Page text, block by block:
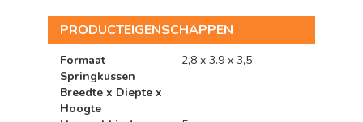
PRODUCTEIGENSCHAPPEN
Formaat
Springkussen
Breedte x Diepte x
Hoogte
2,8 x 3.9 x 3,5